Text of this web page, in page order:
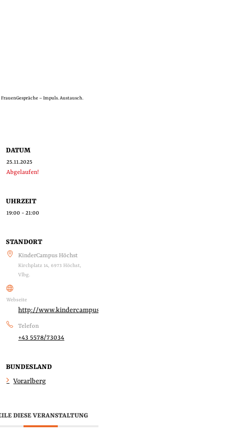
FrauenGespräche – Impuls. Austausch.
DATUM
25.11.2025
Abgelaufen!
UHRZEIT
19:00 - 21:00
STANDORT
KinderCampus Höchst
Kirchplatz 14, 6973 Höchst,
Vlbg.
Webseite
http://www.kindercampus.at
Telefon
+43 5578/73034
BUNDESLAND
Vorarlberg
DIESE VERANSTALTUNG